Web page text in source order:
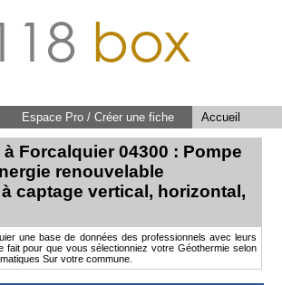
box
Accueil
Espace Pro / Créer une fiche
Forcalquier 04300 : Pompe
renouvelable
captage vertical, horizontal,
une base de données des professionnels avec leurs
fait pour que vous sélectionniez votre Géothermie selon
Sur votre commune.